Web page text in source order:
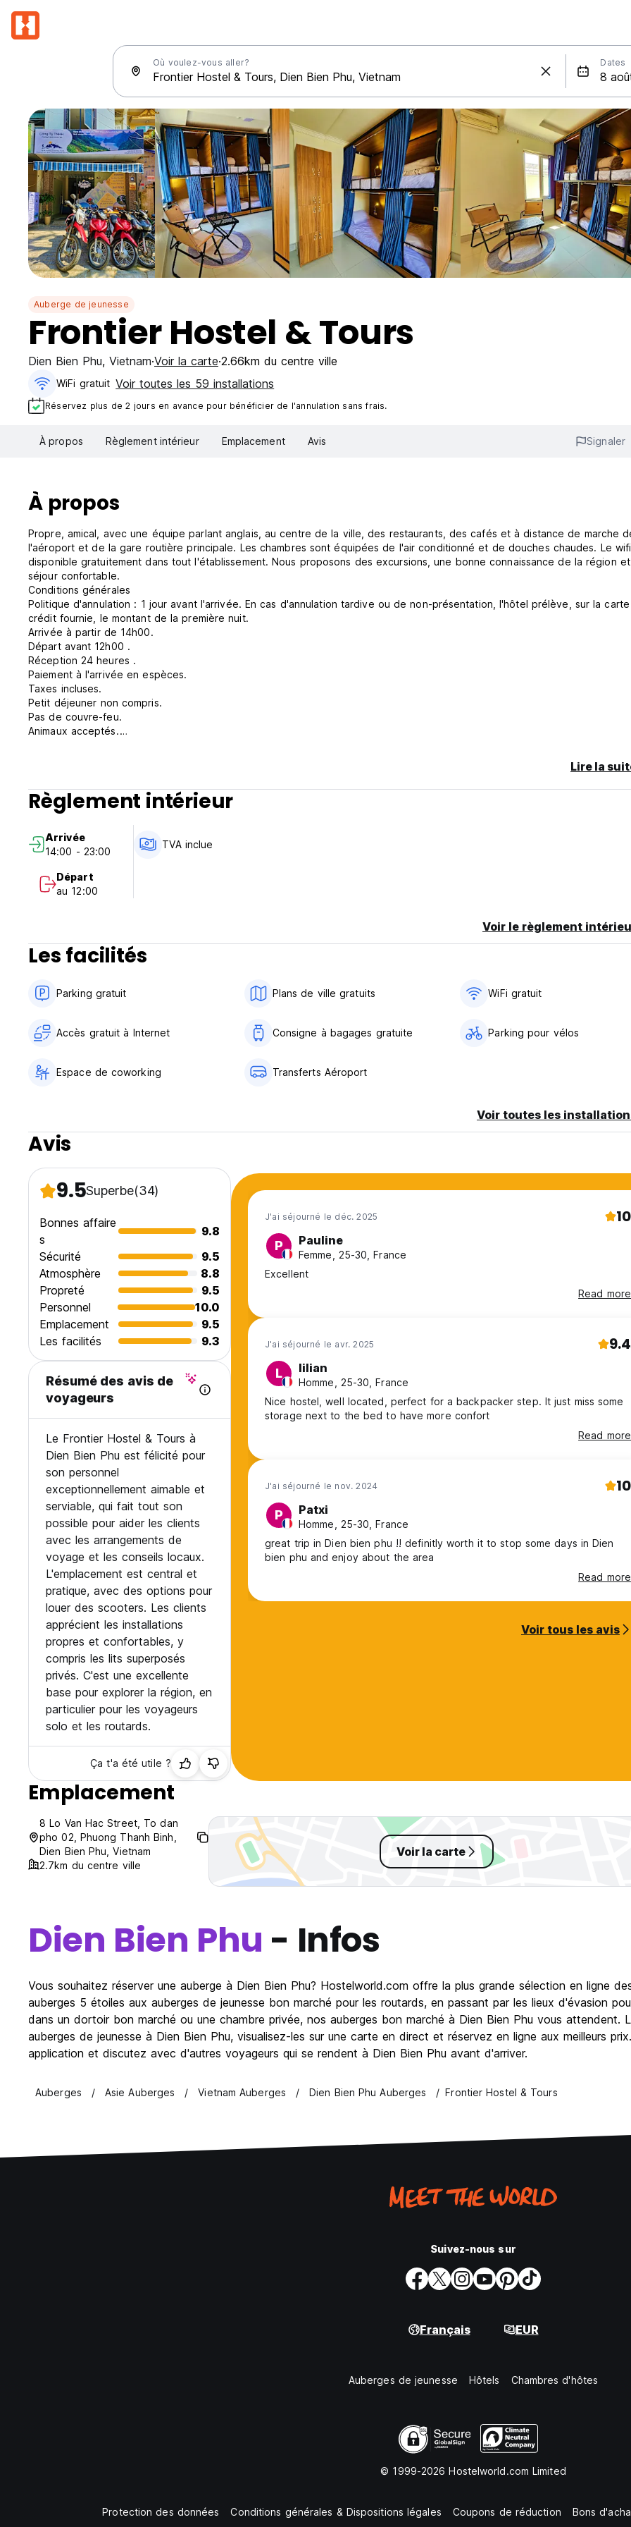
Où voulez-vous aller? Dates
Auberge de jeunesse
Frontier Hostel & Tours
Dien Bien Phu, Vietnam Voir la carte 2.66km du centre ville
WiFi gratuit Voir toutes les 59 installations
Réservez plus de 2 jours en avance pour bénéficier de l'annulation sans frais.
À propos Règlement intérieur Emplacement Avis Signaler
À propos
Propre, amical, avec une équipe parlant anglais, au centre de la ville, des restaurants, des cafés et à distance de marche
l'aéroport et de la gare routière principale. Les chambres sont équipées de l'air conditionné et de douches chaudes. Le
disponible gratuitement dans tout l'établissement. Nous proposons des excursions, une bonne connaissance de la région
séjour confortable.
Conditions générales
Politique d'annulation : 1 jour avant l'arrivée. En cas d'annulation tardive ou de non-présentation, l'hôtel prélève, sur la
crédit fournie, le montant de la première nuit.
Arrivée à partir de 14h00.
Départ avant 12h00 .
Réception 24 heures .
Paiement à l'arrivée en espèces.
Taxes incluses.
Petit déjeuner non compris.
Pas de couvre-feu.
Animaux acceptés.
Lire la
Règlement intérieur
Arrivée
14:00 - 23:00
Départ
au 12:00
TVA inclue
Voir le règlement
Les facilités
Parking gratuit Plans de ville gratuits WiFi gratuit
Accès gratuit à Internet Consigne à bagages gratuite Parking pour vélos
Espace de coworking Transferts Aéroport
Voir toutes les
Avis
9.5Superbe(34)
Bonnes affaire
s
9.8
Sécurité
9.5
Atmosphère
8.8
Propreté
9.5
Personnel
10.0
Emplacement
9.5
Les facilités
9.3
Résumé des avis de
voyageurs
Le Frontier Hostel & Tours à
Dien Bien Phu est félicité pour
son personnel
exceptionnellement aimable et
serviable, qui fait tout son
possible pour aider les clients
avec les arrangements de
voyage et les conseils locaux.
L'emplacement est central et
pratique, avec des options pour
louer des scooters. Les clients
apprécient les installations
propres et confortables, y
compris les lits superposés
privés. C'est une excellente
base pour explorer la région, en
particulier pour les voyageurs
solo et les routards.
Ça t'a été utile ?
J'ai séjourné le déc. 2025 10
P Pauline
Femme, 25-30, France
Excellent
Read more
J'ai séjourné le avr. 2025 9.4
L lilian
Homme, 25-30, France
Nice hostel, well located, perfect for a backpacker step. It just miss some
storage next to the bed to have more confort
Read more
J'ai séjourné le nov. 2024 10
P Patxi
Homme, 25-30, France
great trip in Dien bien phu !! definitly worth it to stop some days in Dien
bien phu and enjoy about the area
Read more
Voir tous les avis
Emplacement
8 Lo Van Hac Street, To dan
pho 02, Phuong Thanh Binh,
Dien Bien Phu, Vietnam
2.7km du centre ville
Voir la carte
Dien Bien Phu - Infos
Vous souhaitez réserver une auberge à Dien Bien Phu? Hostelworld.com offre la plus grande sélection en ligne
auberges 5 étoiles aux auberges de jeunesse bon marché pour les routards, en passant par les lieux d'évasion
dans un dortoir bon marché ou une chambre privée, nos auberges bon marché à Dien Bien Phu vous attendent.
auberges de jeunesse à Dien Bien Phu, visualisez-les sur une carte en direct et réservez en ligne aux meilleurs
application et discutez avec d'autres voyageurs qui se rendent à Dien Bien Phu avant d'arriver.
Auberges Asie Auberges Vietnam Auberges Dien Bien Phu Auberges Frontier Hostel & Tours
Suivez-nous sur
Français EUR
Auberges de jeunesse Hôtels Chambres d'hôtes
© 1999-2026 Hostelworld.com Limited
Protection des données Conditions générales & Dispositions légales Coupons de réduction Bons